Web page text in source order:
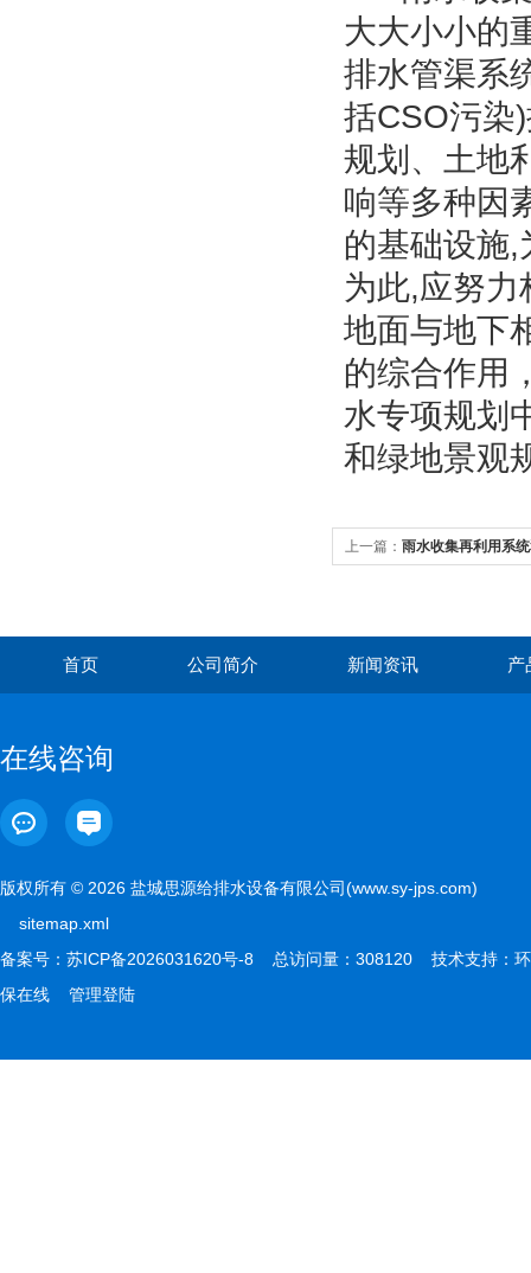
大大小小的
排水管渠系
括CSO污染
规划、土地
响等多种因
的基础设施
为此,应努
地面与地下
的综合作用
水专项规划
和绿地景观
上一篇： 雨水收集再利用系
首页 公司简介 新闻资讯 产
在线咨询
版权所有 © 2026 盐城思源给排水设备有限公司(www.sy-jps.com)
sitemap.xml
备案号： 苏ICP备2026031620号-8 总访问量：308120 技术支持： 环
保在线
管理登陆